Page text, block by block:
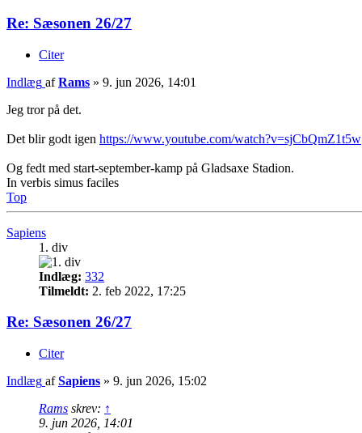
Re: Sæsonen 26/27
Citer
Indlæg afRams » 9. jun 2026, 14:01
Jeg tror på det.
Det blir godt igen https://www.youtube.com/watch?v=sjCbQmZ1t5w
Og fedt med start-september-kamp på Gladsaxe Stadion.
In verbis simus faciles
Top
Sapiens
1. div
Indlæg: 332
Tilmeldt: 2. feb 2022, 17:25
Re: Sæsonen 26/27
Citer
Indlæg afSapiens » 9. jun 2026, 15:02
Rams skrev: ↑
9. jun 2026, 14:01